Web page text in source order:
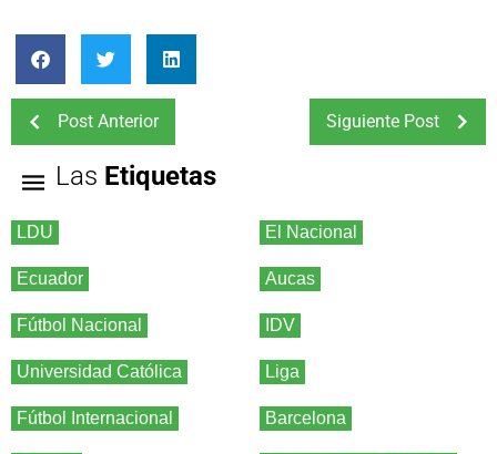
Post Anterior Siguiente Post
Las Etiquetas
LDU El Nacional
Ecuador Aucas
Fútbol Nacional IDV
Universidad Católica Liga
Fútbol Internacional Barcelona